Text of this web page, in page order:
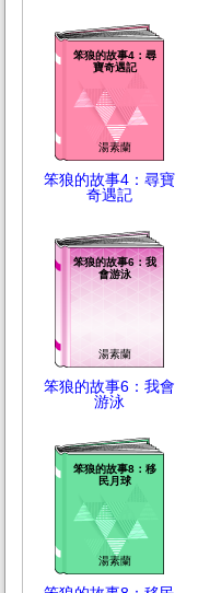
笨狼的故事4：尋
寶奇遇記
湯素蘭
笨狼的故事4：尋寶
奇遇記
笨狼的故事6：我
會游泳
湯素蘭
笨狼的故事6：我會
游泳
笨狼的故事8：移
民月球
湯素蘭